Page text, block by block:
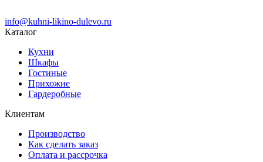
info@kuhni-likino-dulevo.ru
Каталог
Кухни
Шкафы
Гостиные
Прихожие
Гардеробные
Клиентам
Производство
Как сделать заказ
Оплата и рассрочка